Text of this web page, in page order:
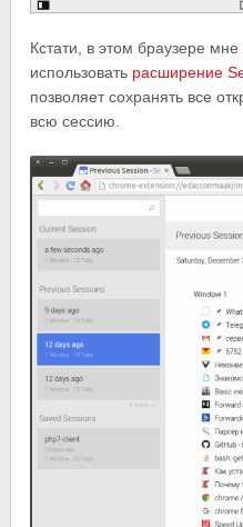
Кстати, в этом браузере
использовать расширение
позволяет сохранять все
всю сессию.